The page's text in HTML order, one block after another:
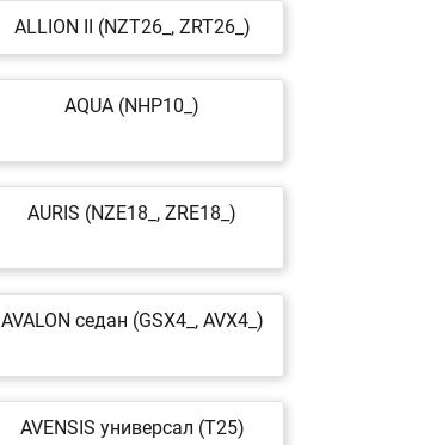
ALLION II (NZT26_, ZRT26_)
AQUA (NHP10_)
AURIS (NZE18_, ZRE18_)
AVALON седан (GSX4_, AVX4_)
AVENSIS универсал (T25)